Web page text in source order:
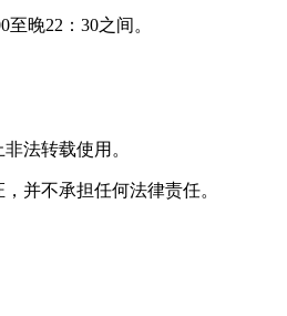
至晚22：30之间。
法转载使用。
并不承担任何法律责任。